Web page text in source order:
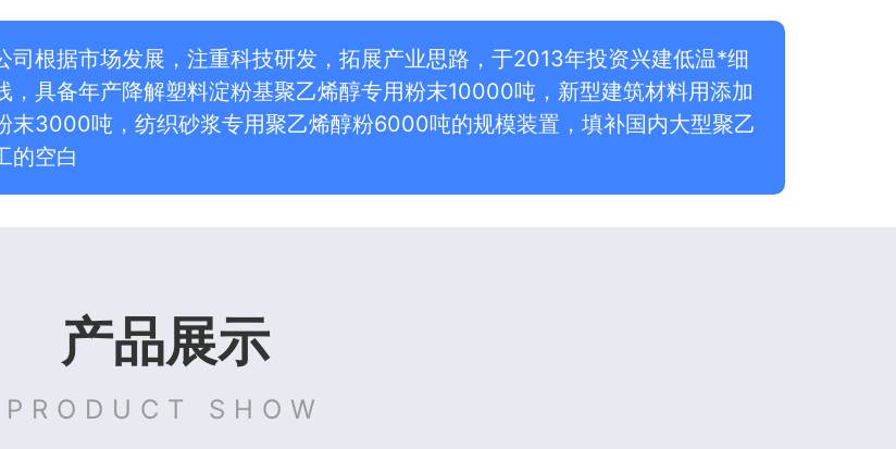
司根据市场发展，注重科技研发，拓展产业思路，于2013年投资兴建低温*细
，具备年产降解塑料淀粉基聚乙烯醇专用粉末10000吨，新型建筑材料用添加
末3000吨，纺织砂浆专用聚乙烯醇粉6000吨的规模装置，填补国内大型聚乙
的空白
产品展示
PRODUCT SHOW